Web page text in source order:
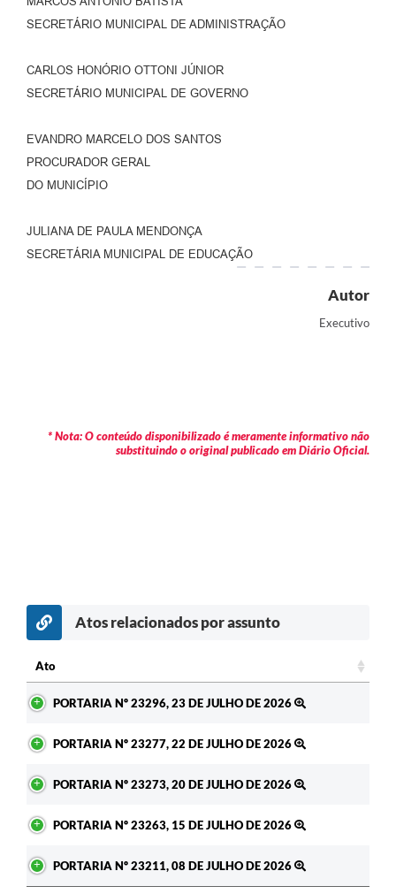
SECRETÁRIO MUNICIPAL DE ADMINISTRAÇÃO
CARLOS HONÓRIO OTTONI JÚNIOR
SECRETÁRIO MUNICIPAL DE GOVERNO
EVANDRO MARCELO DOS SANTOS
PROCURADOR GERAL
DO MUNICÍPIO
JULIANA DE PAULA MENDONÇA
SECRETÁRIA MUNICIPAL DE EDUCAÇÃO
Autor
Executivo
* Nota: O conteúdo disponibilizado é meramente informativo não
substituindo o original publicado em Diário Oficial.
Atos relacionados por assunto
Ato
PORTARIA Nº 23296, 23 DE JULHO DE 2026
PORTARIA Nº 23277, 22 DE JULHO DE 2026
PORTARIA Nº 23273, 20 DE JULHO DE 2026
PORTARIA Nº 23263, 15 DE JULHO DE 2026
PORTARIA Nº 23211, 08 DE JULHO DE 2026